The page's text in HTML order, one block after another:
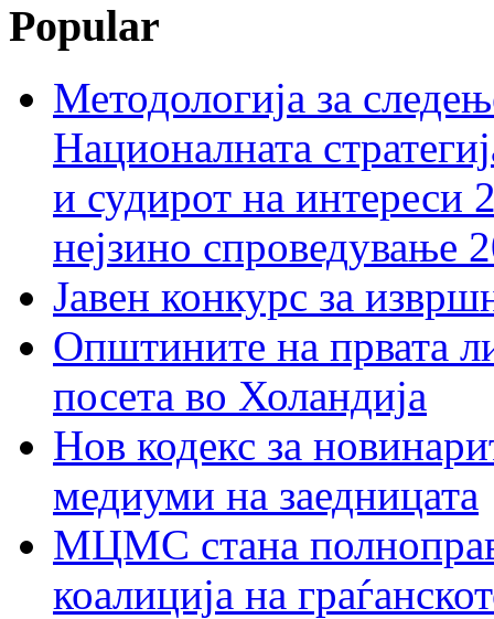
Popular
Методологија за
Националната
и судирот на интереси
нејзино спроведување
Јавен конкурс за
Општините на првата
посета во Холандија
Нов кодекс за
медиуми на заедницата
МЦМС стана
коалиција на